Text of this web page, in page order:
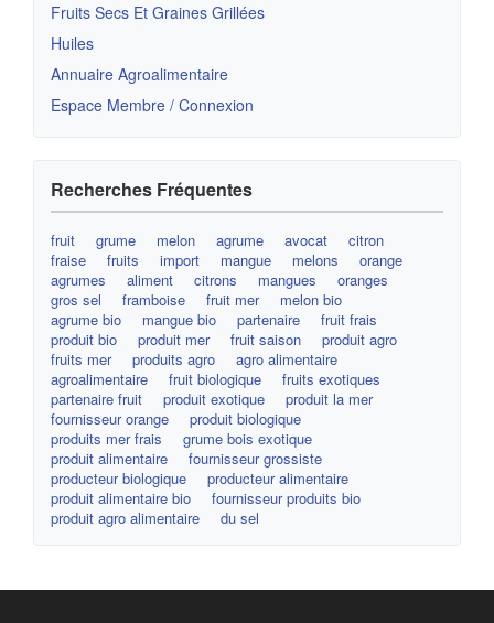
Fruits Secs Et Graines Grillées
Huiles
Annuaire Agroalimentaire
Espace Membre / Connexion
Recherches Fréquentes
fruit grume melon agrume avocat
citron
fraise
fruits import mangue melons
orange
agrumes
aliment citrons mangues
oranges
gros sel
framboise fruit mer
melon bio
agrume bio
mangue bio partenaire
fruit frais
produit bio
produit mer fruit saison
produit agro
fruits mer
produits agro
agro alimentaire
agroalimentaire
fruit biologique
fruits exotiques
partenaire fruit
produit exotique
produit la mer
fournisseur orange
produit biologique
produits mer frais
grume bois exotique
produit alimentaire
fournisseur grossiste
producteur biologique
producteur alimentaire
produit alimentaire bio
fournisseur produits bio
produit agro alimentaire
du sel